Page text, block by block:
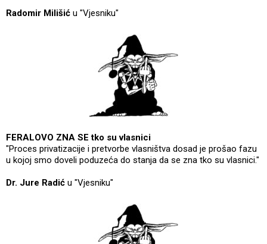
Radomir Milišić u "Vjesniku"
FERALOVO ZNA SE tko su vlasnici
"Proces privatizacije i pretvorbe vlasništva dosad je prošao fazu
u kojoj smo doveli poduzeća do stanja da se zna tko su vlasnici."
Dr. Jure Radić u "Vjesniku"